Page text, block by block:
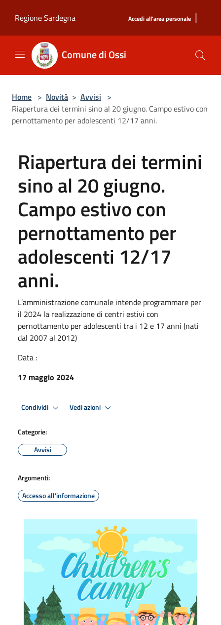
Regione Sardegna
Accedi all'area personale |
Comune di Ossi
Home > Novità > Avvisi >
Riapertura dei termini sino al 20 giugno. Campo estivo con
pernottamento per adolescenti 12/17 anni.
Riapertura dei termini
sino al 20 giugno.
Campo estivo con
pernottamento per
adolescenti 12/17
anni.
L’amministrazione comunale intende programmare per
il 2024 la realizzazione di centri estivi con
pernottamento per adolescenti tra i 12 e 17 anni (nati
dal 2007 al 2012)
Data :
17 maggio 2024
Condividi Vedi azioni
Categorie:
Avvisi
Argomenti:
Accesso all'informazione